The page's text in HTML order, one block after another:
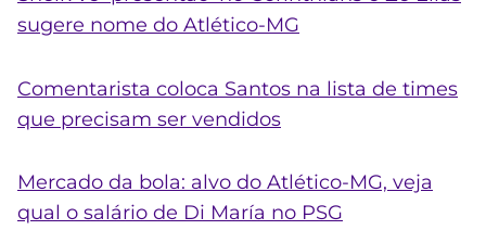
sugere nome do Atlético-MG
Comentarista coloca Santos na lista de times
que precisam ser vendidos
Mercado da bola: alvo do Atlético-MG, veja
qual o salário de Di María no PSG